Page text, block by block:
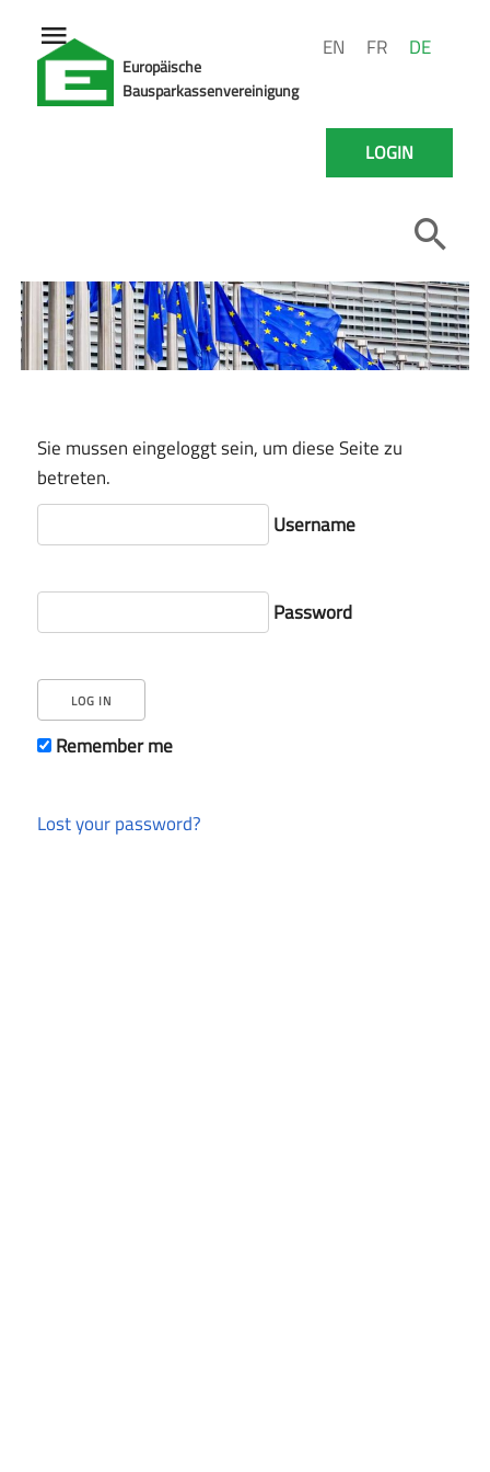
Europäische
Bausparkassenvereinigung
EN FR DE
LOGIN
Sie mussen eingeloggt sein, um diese Seite zu
betreten.
Username
Password
Remember me
Lost your password?